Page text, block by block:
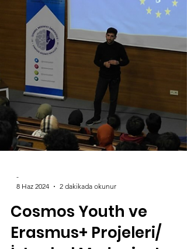
Cosmos Youth ile 14-21 Mayıs 2024’te
Tycokin,Polonya’da gerçekleştirilen "Follow
the Leader" isimli Erasmus+ Eğitim kursu
projesini...